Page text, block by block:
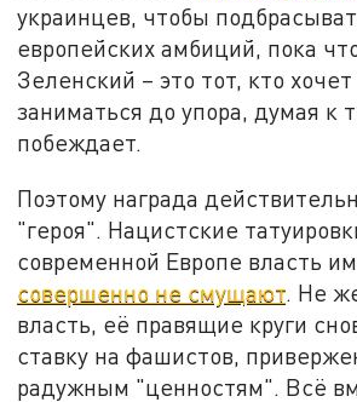
украинцев, чтобы
европейских амбиций, пока
Зеленский – это тот, кто
заниматься до упора, думая к
побеждает.
Поэтому награда
"героя". Нацистские
современной Европе власть
совершенно не смущают. Не
власть, её правящие круги
ставку на фашистов,
радужным "ценностям". Всё